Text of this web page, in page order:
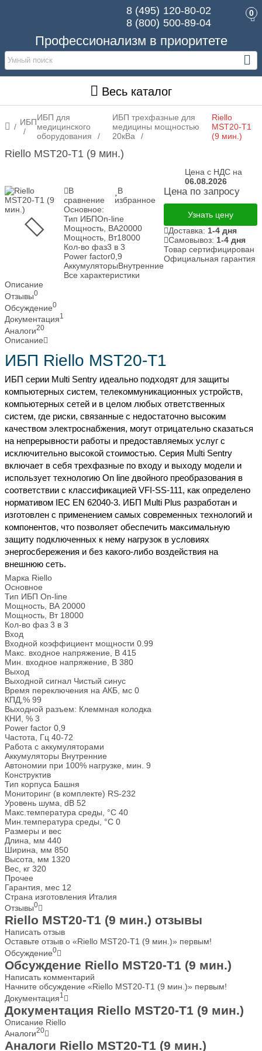
Профессионализм в приоритете
8 (495) 120-80-02
8 (800) 500-89-04
0
Весь каталог
ИБПИБП для
медицинского
оборудования
ИБП трехфазные для
медицины мощностью
20кВа
Riello
MST20-T1
(9 мин.)
Riello MST20-T1 (9 мин.)
Цена с НДС на
06.08.2026
В
сравнение
В
избранное
Основное:
Тип ИБПOn-line
Мощность, ВА20000
Мощность, Вт18000
Кол-во фаз3 в 3
Power factor0,9
АккумуляторыВнутренние
Все характеристики
Цена по запросу
Узнать цену
Доставка: 1-4 дня
Самовывоз: 1-4 дня
Товар сертифицирован
Официальная гарантия
Описание
Отзывы0
Обсуждение0
Документация1
Аналоги20
Описание
ИБП Riello MST20-T1
ИБП серии Multi Sentry идеально подходят для защиты
компьютерных систем, телекоммуникационных устройств,
компьютерных сетей и в целом любых ответственных
систем, где риски, связанные с недостаточно высоким
качеством электроснабжения, могут отрицательно сказаться
на непрерывности работы и предоставляемых услуг с
исключительно высокой стоимостью. Серия Multi Sentry
включает в себя трехфазные по входу и выходу модели и
использует технологию On line двойного преобразования в
соответствии с классификацией VFI-SS-111, как определено
нормативом IEC EN 62040-3. ИБП Multi Plus разработан и
изготовлен с применением самых современных технологий и
компонентов, что позволяет обеспечить максимальную
защиту подключенных к нему нагрузок в условиях
энергосбережения и без какого-либо воздействия на
внешнюю сеть.
Марка Riello
Основное
Тип ИБП On-line
Мощность, ВА 20000
Мощность, Вт 18000
Кол-во фаз 3 в 3
Вход
Входной коэффициент мощности 0.99
Макс. входное напряжение, В 415
Мин. входное напряжение, В 380
Выход
Выходной сигнал Чистый синус
Время переключения на АКБ, мс 0
КПД,% 99
Выходной разъем: Клеммная колодка
КНИ, % 3
Power factor 0,9
Частота, Гц 40-72
Работа с аккумуляторами
Аккумуляторы Внутренние
Автономии при 100% нагрузке, мин. 9
Конструктив
Тип корпуса Башня
Мониторинг (в комплекте) RS-232
Уровень шума, dB 52
Макс.температура среды, °С 40
Мин.температура среды, °С 0
Размеры и вес
Длина, мм 440
Ширина, мм 850
Высота, мм 1320
Вес, кг 320
Прочее
Гарантия, мес 12
Страна изготовления Италия
Отзывы0
Riello MST20-T1 (9 мин.) отзывы
Написать отзыв
Оставьте отзыв о «Riello MST20-T1 (9 мин.)» первым!
Обсуждение0
Обсуждение Riello MST20-T1 (9 мин.)
Написать комментарий
Начните обсуждение «Riello MST20-T1 (9 мин.)» первым!
Документация1
Документация Riello MST20-T1 (9 мин.)
Описание Riello
Аналоги20
Аналоги Riello MST20-T1 (9 мин.)